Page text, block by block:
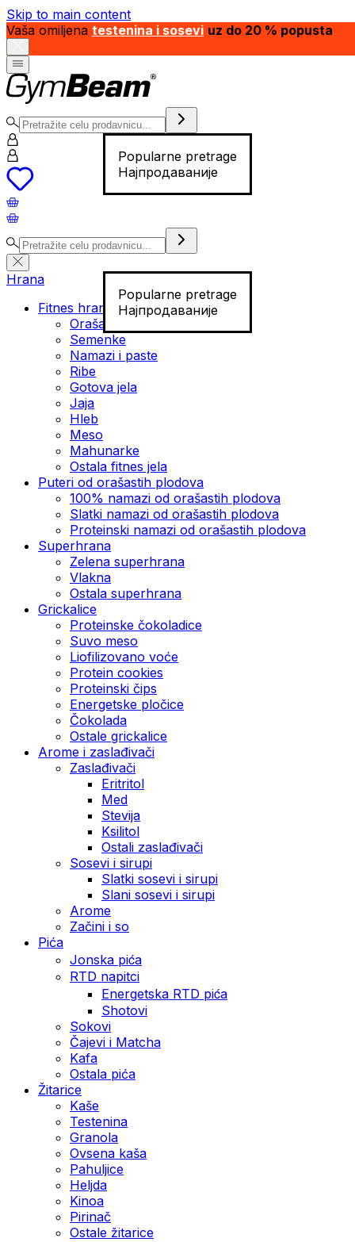
Skip to main content
Vaša omiljena testenina i sosevi uz do 20 % popusta
Popularne pretrage
Најпродаваније
Popularne pretrage
Најпродаваније
Hrana
Fitnes hrana
Orašasti plodovi
Semenke
Namazi i paste
Ribe
Gotova jela
Јаја
Hleb
Meso
Mahunarke
Ostala fitnes jela
Puteri od orašastih plodova
100% namazi od orašastih plodova
Slatki namazi od orašastih plodova
Proteinski namazi od orašastih plodova
Superhrana
Zelena superhrana
Vlakna
Ostala superhrana
Grickalice
Proteinske čokoladice
Suvo meso
Liofilizovano voće
Protein cookies
Proteinski čips
Energetske pločice
Čokolada
Ostale grickalice
Arome i zaslađivači
Zaslađivači
Eritritol
Med
Stevija
Ksilitol
Ostali zaslađivači
Sosevi i sirupi
Slatki sosevi i sirupi
Slani sosevi i sirupi
Arome
Začini i so
Pića
Jonska pića
RTD napitci
Energetska RTD pića
Shotovi
Sokovi
Čajevi i Matcha
Kafa
Ostala pića
Žitarice
Kaše
Testenina
Granola
Ovsena kaša
Pahuljice
Heljda
Kinoa
Pirinač
Ostale žitarice